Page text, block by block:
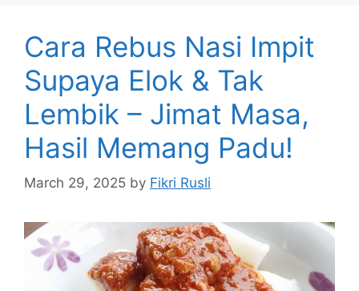
Cara Rebus Nasi Impit
Supaya Elok & Tak
Lembik – Jimat Masa,
Hasil Memang Padu!
March 29, 2025 by Fikri Rusli